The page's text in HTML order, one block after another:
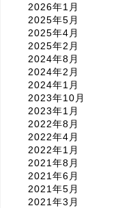
2026年1月
2025年5月
2025年4月
2025年2月
2024年8月
2024年2月
2024年1月
2023年10月
2023年1月
2022年8月
2022年4月
2022年1月
2021年8月
2021年6月
2021年5月
2021年3月